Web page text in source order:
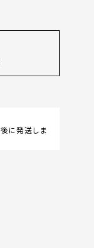
に発送しま